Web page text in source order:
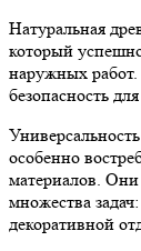
Натуральная
который
наружных
безопасность
особенно
материалов.
множества
декоративной